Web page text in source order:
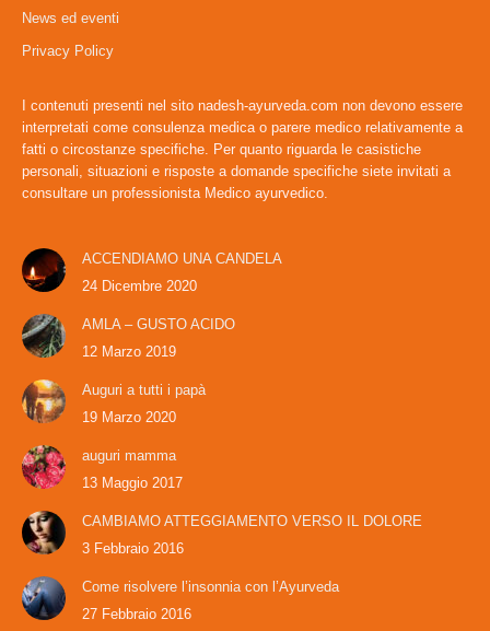
new
window
new
window
News ed eventi
Privacy Policy
I contenuti presenti nel sito nadesh-ayurveda.com non devono essere
interpretati come consulenza medica o parere medico relativamente a
fatti o circostanze specifiche. Per quanto riguarda le casistiche
personali, situazioni e risposte a domande specifiche siete invitati a
consultare un professionista Medico ayurvedico.
ACCENDIAMO UNA CANDELA
24 Dicembre 2020
AMLA – GUSTO ACIDO
12 Marzo 2019
Auguri a tutti i papà
19 Marzo 2020
auguri mamma
13 Maggio 2017
CAMBIAMO ATTEGGIAMENTO VERSO IL DOLORE
3 Febbraio 2016
Come risolvere l’insonnia con l’Ayurveda
27 Febbraio 2016